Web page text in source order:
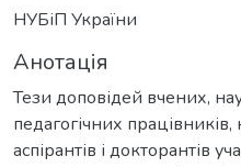
НУБіП України
Анотація
Тези доповідей вчених,
педагогічних працівників,
аспірантів і докторантів